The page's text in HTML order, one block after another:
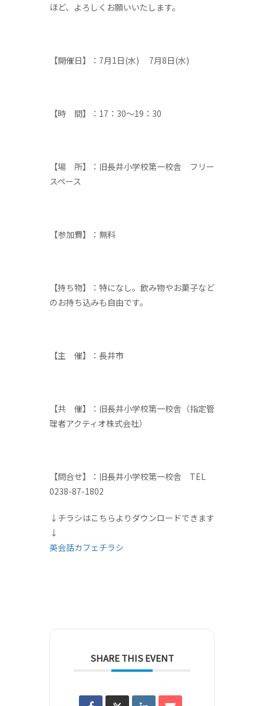
ほど、よろしくお願いいたします。
【開催日】：7月1日(水) 7月8日(水)
【時 間】：17：30～19：30
【場 所】：旧長井小学校第一校舎 フリー
スペース
【参加費】：無料
【持ち物】：特になし。飲み物やお菓子など
のお持ち込みも自由です。
【主 催】：長井市
【共 催】：旧長井小学校第一校舎（指定管
理者アクティオ株式会社）
【問合せ】：旧長井小学校第一校舎 TEL
0238-87-1802
↓チラシはこちらよりダウンロードできます
↓
英会話カフェチラシ
SHARE THIS EVENT